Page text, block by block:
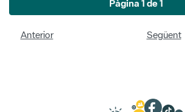
Pàgina 1 de 1
Anterior Següent